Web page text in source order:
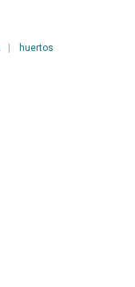
|
huertos